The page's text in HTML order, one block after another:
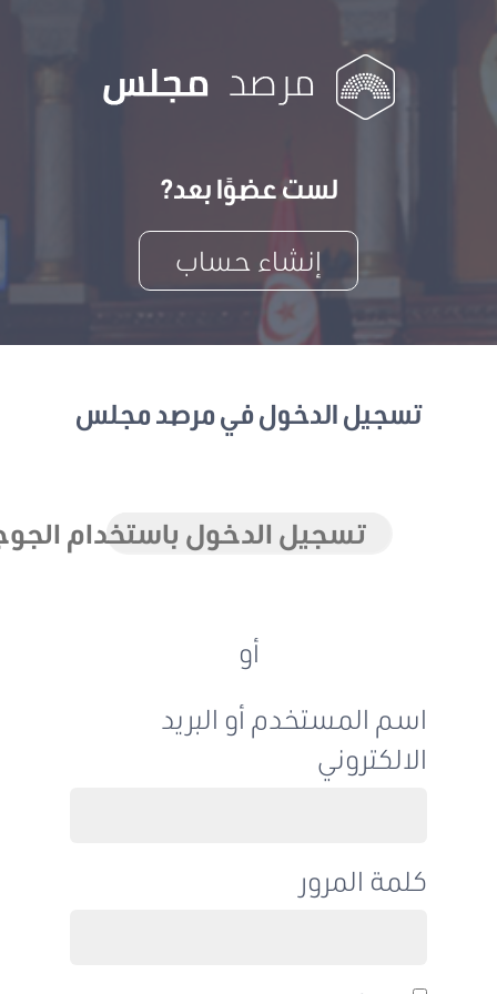
لست عضوًا بعد?
إنشاء حساب
تسجيل الدخول في مرصد مجلس
تسجيل الدخول باستخدام الجوجل
اسم المستخدم أو البريد
الالكتروني
كلمة المرور